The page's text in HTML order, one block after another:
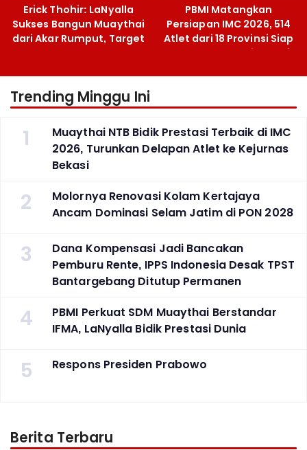
Erick Thohir: LaNyalla
Sukses Bangun Muaythai
dari Akar Rumput, Target
PBMI Matangkan
Persiapan IMC 2026, 514
Atlet dari 18 Provinsi Siap
Berlaga Besok di Bekasi
Trending Minggu Ini
1
Muaythai NTB Bidik Prestasi Terbaik di IMC
2026, Turunkan Delapan Atlet ke Kejurnas
Bekasi
2
Molornya Renovasi Kolam Kertajaya
Ancam Dominasi Selam Jatim di PON 2028
3
Dana Kompensasi Jadi Bancakan
Pemburu Rente, IPPS Indonesia Desak TPST
Bantargebang Ditutup Permanen
4
PBMI Perkuat SDM Muaythai Berstandar
IFMA, LaNyalla Bidik Prestasi Dunia
5 Respons Presiden Prabowo
Berita Terbaru